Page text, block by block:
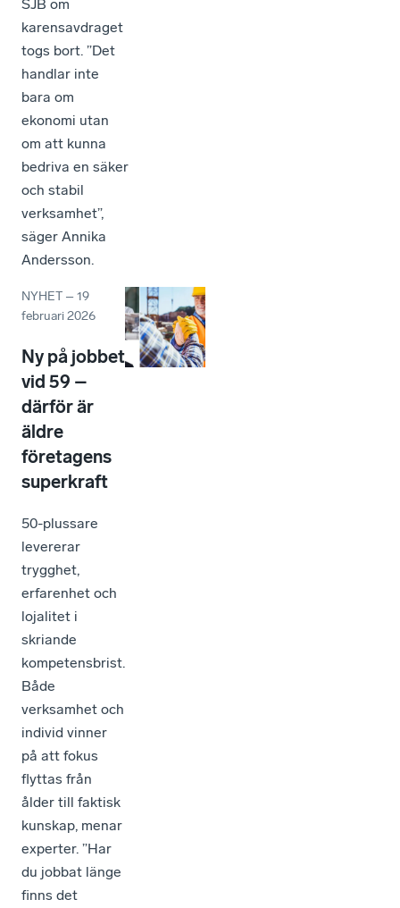
SJB om
karensavdraget
togs bort. ”Det
handlar inte
bara om
ekonomi utan
om att kunna
bedriva en säker
och stabil
verksamhet”,
säger Annika
Andersson.
NYHET –19
februari 2026
Ny på jobbet
vid 59 –
därför är
äldre
företagens
superkraft
50-plussare
levererar
trygghet,
erfarenhet och
lojalitet i
skriande
kompetensbrist.
Både
verksamhet och
individ vinner
på att fokus
flyttas från
ålder till faktisk
kunskap, menar
experter. ”Har
du jobbat länge
finns det